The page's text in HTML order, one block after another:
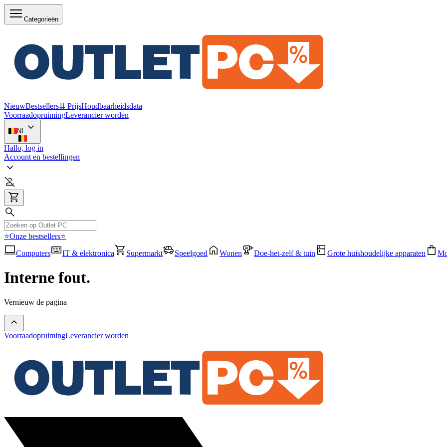
Categorieën
NieuwBestsellers⇊ PrijsHoudbaarheidsdata
VoorraadopruimingLeverancier worden
NL
Hallo, log in
Account en bestellingen
⭐Onze bestsellers⭐
Computers
IT & elektronica Supermarkt Speelgoed Wonen Doe-het-zelf & tuin Grote huishoudelijke apparaten
Interne fout.
Vernieuw de pagina
VoorraadopruimingLeverancier worden